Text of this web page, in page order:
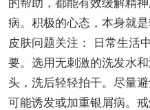
的帮助，都能有效缓解精
病。积极的心态，本身就是
皮肤问题关注： 日常生活
要。选用无刺激的洗发水
头，洗后轻轻拍干。尽量
可能诱发或加重银屑病。